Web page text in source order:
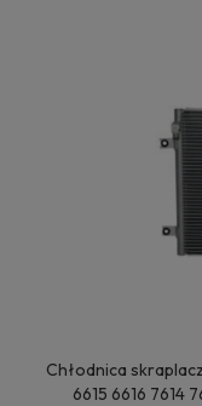
Chłodnica
6615 6616 7614